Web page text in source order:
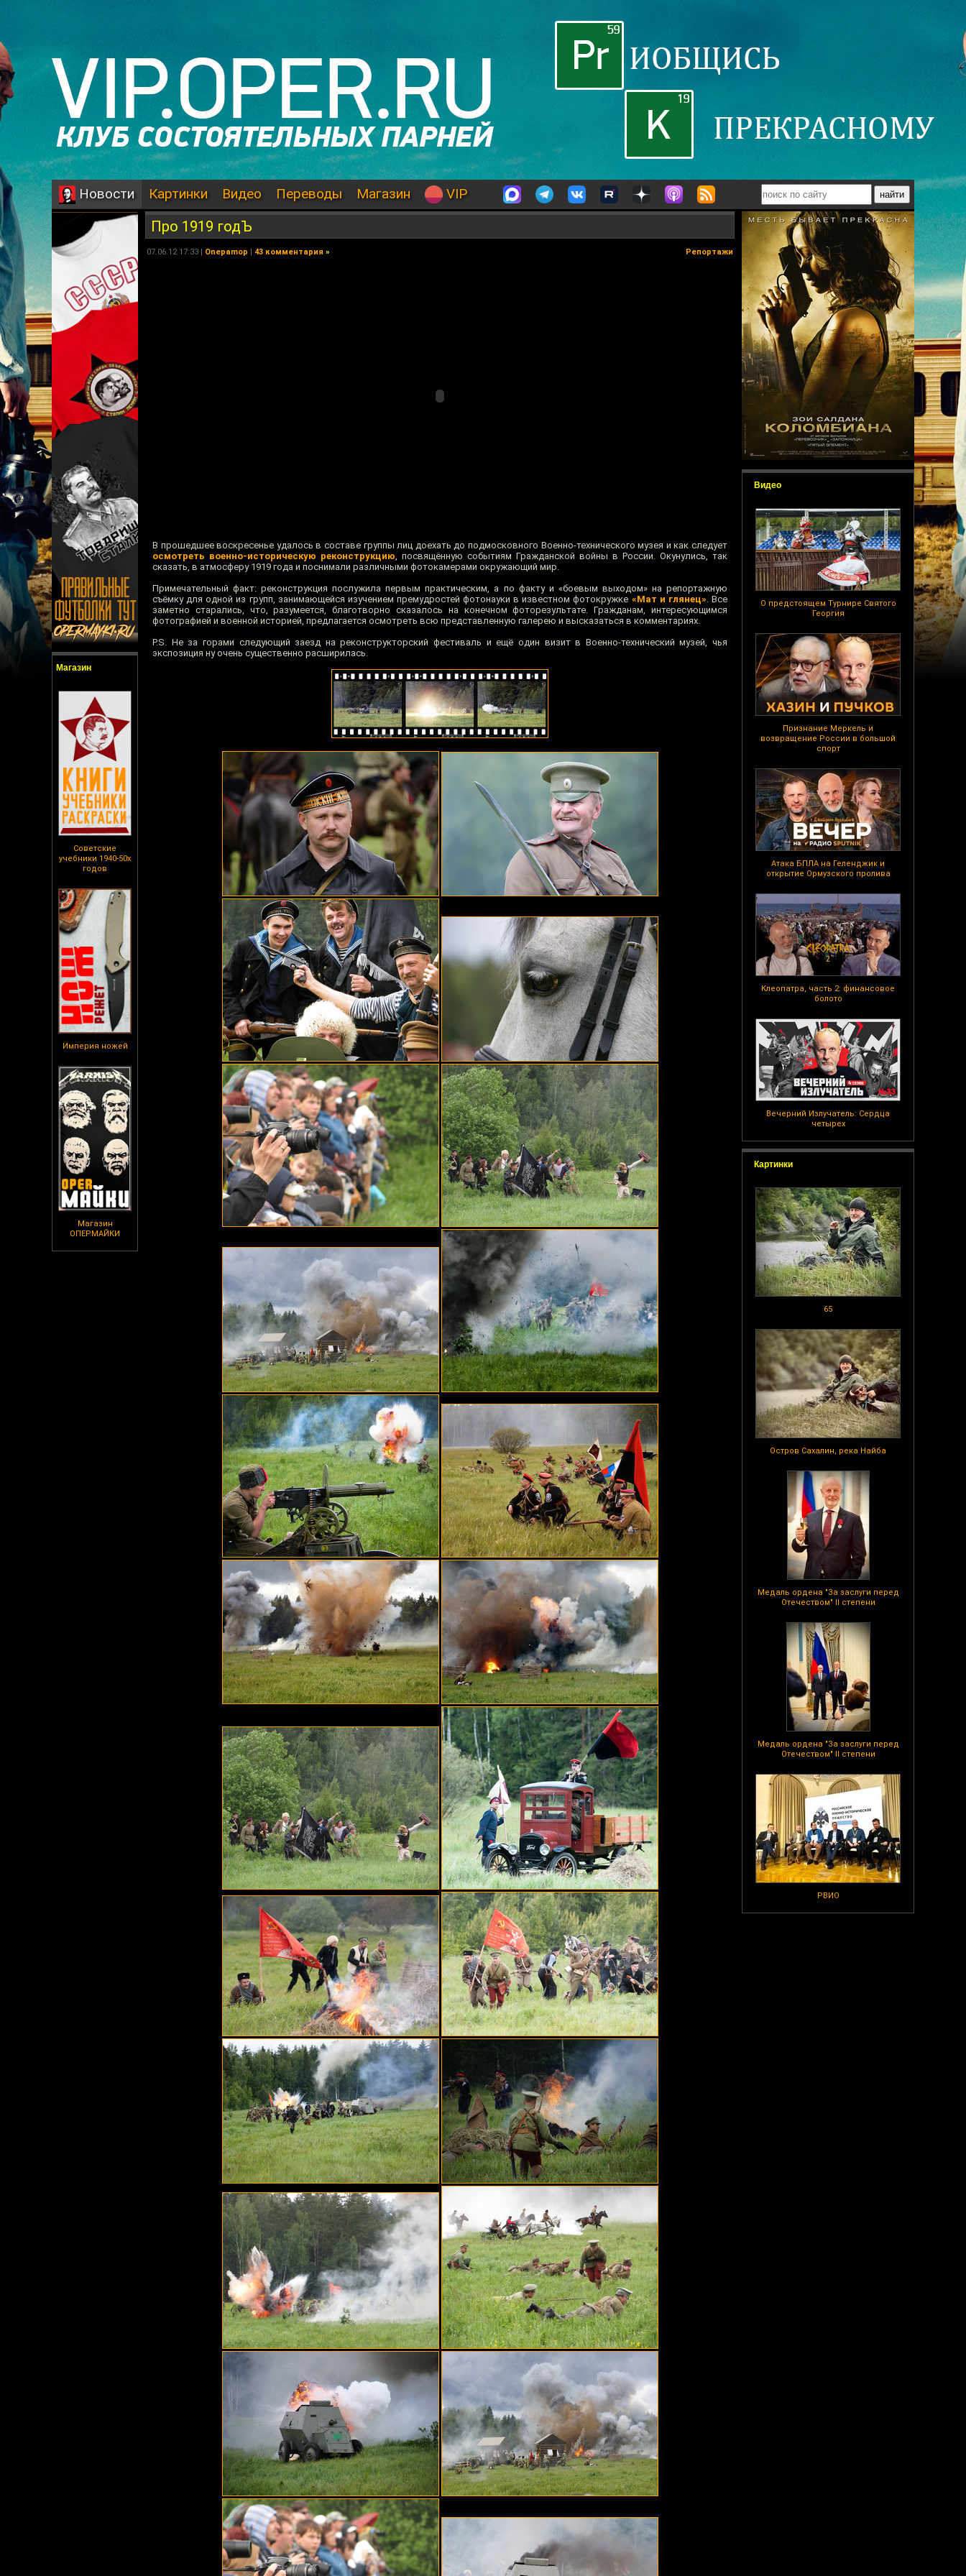
Новости Картинки Видео Переводы Магазин VIP
Магазин
Советские
учебники 1940-50х
годов
Империя ножей
Магазин
ОПЕРМАЙКИ
Видео
О предстоящем Турнире Святого
Георгия
Признание Меркель и
возвращение России в большой
спорт
Атака БПЛА на Геленджик и
открытие Ормузского пролива
Клеопатра, часть 2: финансовое
болото
Вечерний Излучатель: Сердца
четырех
Картинки
65
Остров Сахалин, река Найба
Медаль ордена "За заслуги перед
Отечеством" II степени
Медаль ордена "За заслуги перед
Отечеством" II степени
РВИО
Про 1919 годЪ
07.06.12 17:33 | Onepamop | 43 комментария » Репортажи
В прошедшее воскресенье удалось в составе группы лиц доехать до подмосковного Военно-технического музея и как следует
осмотреть военно-историческую реконструкцию, посвящённую событиям Гражданской войны в России. Окунулись, так
сказать, в атмосферу 1919 года и поснимали различными фотокамерами окружающий мир.
Примечательный факт: реконструкция послужила первым практическим, а по факту и «боевым выходом» на репортажную
съёмку для одной из групп, занимающейся изучением премудростей фотонауки в известном фотокружке «Мат и глянец». Все
заметно старались, что, разумеется, благотворно сказалось на конечном фоторезультате. Гражданам, интересующимся
фотографией и военной историей, предлагается осмотреть всю представленную галерею и высказаться в комментариях.
P.S. Не за горами следующий заезд на реконструкторский фестиваль и ещё один визит в Военно-технический музей, чья
экспозиция ну очень существенно расширилась.